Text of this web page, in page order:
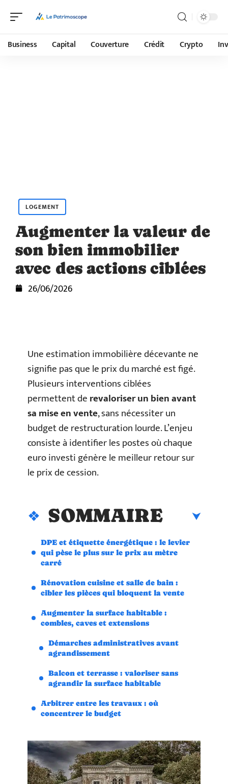
Business Capital Couverture Crédit Crypto
LOGEMENT
Augmenter la valeur de
son bien immobilier
avec des actions ciblées
26/06/2026
Une estimation immobilière décevante ne
signifie pas que le prix du marché est figé.
Plusieurs interventions ciblées
permettent derevaloriser un bien avant
sa mise en vente, sans nécessiter un
budget de restructuration lourde. L’enjeu
consiste à identifier les postes où chaque
euro investi génère le meilleur retour sur
le prix de cession.
SOMMAIRE
DPE et étiquette énergétique : le levier
qui pèse le plus sur le prix au mètre
carré
Rénovation cuisine et salle de bain :
cibler les pièces qui bloquent la vente
Augmenter la surface habitable :
combles, caves et extensions
Démarches administratives avant
agrandissement
Balcon et terrasse : valoriser sans
agrandir la surface habitable
Arbitrer entre les travaux : où
concentrer le budget